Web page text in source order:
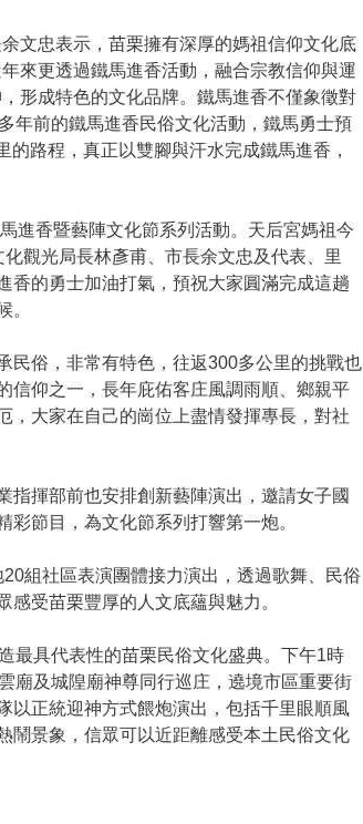
文忠表示，苗栗擁有深厚的媽祖信仰文化底
來更透過鐵馬進香活動，融合宗教信仰與運
形成特色的文化品牌。鐵馬進香不僅象徵對
年前的鐵馬進香民俗文化活動，鐵馬勇士預
路程，真正以雙腳與汗水完成鐵馬進香，
進香暨藝陣文化節系列活動。天后宮媽祖今
觀光局長林彥甫、市長余文忠及代表、里
香的勇士加油打氣，預祝大家圓滿完成這趟
。
俗，非常有特色，往返300多公里的挑戰也
信仰之一，長年庇佑客庄風調雨順、鄉親平
，大家在自己的崗位上盡情發揮專長，對社
揮部前也安排創新藝陣演出，邀請女子國
節目，為文化節系列打響第一炮。
組社區表演團體接力演出，透過歌舞、民俗
受苗栗豐厚的人文底蘊與魅力。
最具代表性的苗栗民俗文化盛典。下午1時
廟及城隍廟神尊同行巡庄，遶境市區重要街
以正統迎神方式餵炮演出，包括千里眼順風
鬧景象，信眾可以近距離感受本土民俗文化